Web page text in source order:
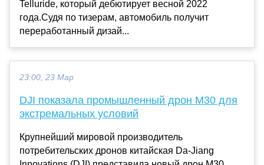
Telluride, который дебютирует весной 2022
года.Судя по тизерам, автомобиль получит
переработанный дизай...
23:00, 23 Мар
DJI показала промышленный дрон M30 для
экстремальных условий
Крупнейший мировой производитель
потребительских дронов китайская Da-Jiang